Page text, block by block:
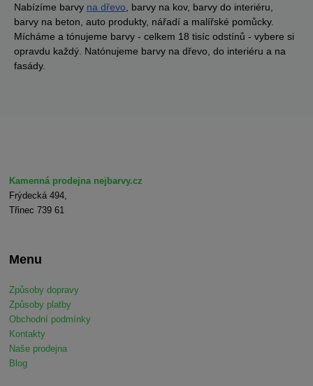
Nabízíme barvy na dřevo , barvy na kov, barvy do interiéru,
barvy na beton, auto produkty, nářadí a malířské pomůcky.
Mícháme a tónujeme barvy - celkem 18 tisíc odstínů - vybere si
opravdu každý. Natónujeme barvy na dřevo, do interiéru a na
fasády.
Kamenná prodejna nejbarvy.cz
Frýdecká 494,
Třinec 739 61
Menu
Způsoby dopravy
Způsoby platby
Obchodní podmínky
Kontakty
Naše prodejna
Blog